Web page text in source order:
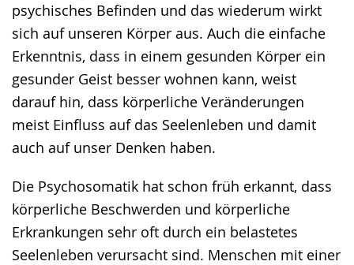
psychisches Befinden und das wiederum wirkt
sich auf unseren Körper aus. Auch die einfache
Erkenntnis, dass in einem gesunden Körper ein
gesunder Geist besser wohnen kann, weist
darauf hin, dass körperliche Veränderungen
meist Einfluss auf das Seelenleben und damit
auch auf unser Denken haben.
Die Psychosomatik hat schon früh erkannt, dass
körperliche Beschwerden und körperliche
Erkrankungen sehr oft durch ein belastetes
Seelenleben verursacht sind. Menschen mit einer